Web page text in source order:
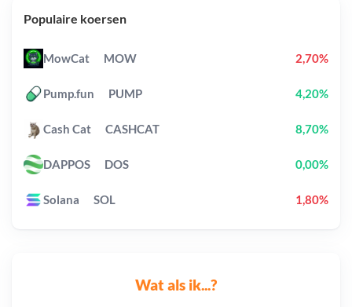
Wat als ik...?
Populaire koersen
MowCat MOW 2,70%
Pump.fun PUMP 4,20%
Cash Cat CASHCAT 8,70%
DAPPOS DOS 0,00%
Solana SOL 1,80%